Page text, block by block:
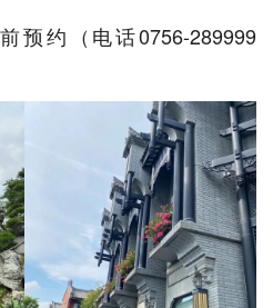
预约（电话0756-289999